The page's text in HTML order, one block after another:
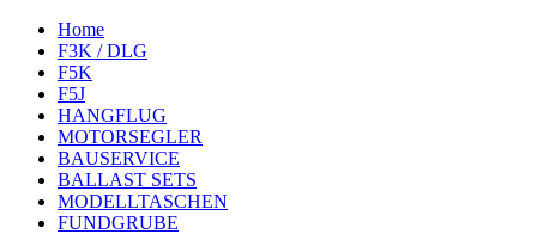
Home
F3K / DLG
F5K
F5J
HANGFLUG
MOTORSEGLER
BAUSERVICE
BALLAST SETS
MODELLTASCHEN
FUNDGRUBE